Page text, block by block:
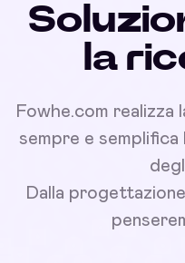
la
Fowhe.com realizza
sempre e
Dalla